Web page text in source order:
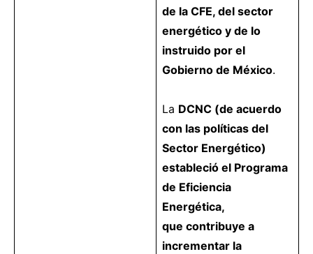
de la CFE, del sector
energético y de lo
instruido por el
Gobierno de México.
La DCNC (de acuerdo
con las políticas del
Sector Energético)
estableció el Programa
de Eficiencia
Energética,
que contribuye a
incrementar la